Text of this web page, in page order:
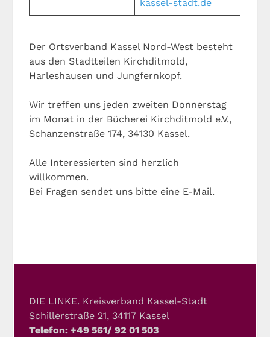
kassel-stadt.de
Der Ortsverband Kassel Nord-West besteht
aus den Stadtteilen Kirchditmold,
Harleshausen und Jungfernkopf.
Wir treffen uns jeden zweiten Donnerstag
im Monat in der Bücherei Kirchditmold e.V.,
Schanzenstraße 174, 34130 Kassel.
Alle Interessierten sind herzlich
willkommen.
Bei Fragen sendet uns bitte eine E-Mail.
DIE LINKE. Kreisverband Kassel-Stadt
Schillerstraße 21, 34117 Kassel
Telefon: +49 561/ 92 01 503